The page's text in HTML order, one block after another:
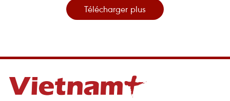
Télécharger plus